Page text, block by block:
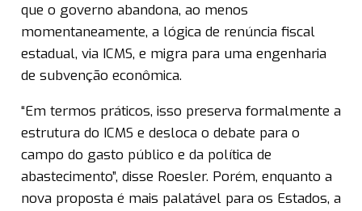
que o governo abandona, ao menos
momentaneamente, a lógica de renúncia fiscal
estadual, via ICMS, e migra para uma engenharia
de subvenção econômica.
“Em termos práticos, isso preserva formalmente a
estrutura do ICMS e desloca o debate para o
campo do gasto público e da política de
abastecimento”, disse Roesler. Porém, enquanto a
nova proposta é mais palatável para os Estados, a